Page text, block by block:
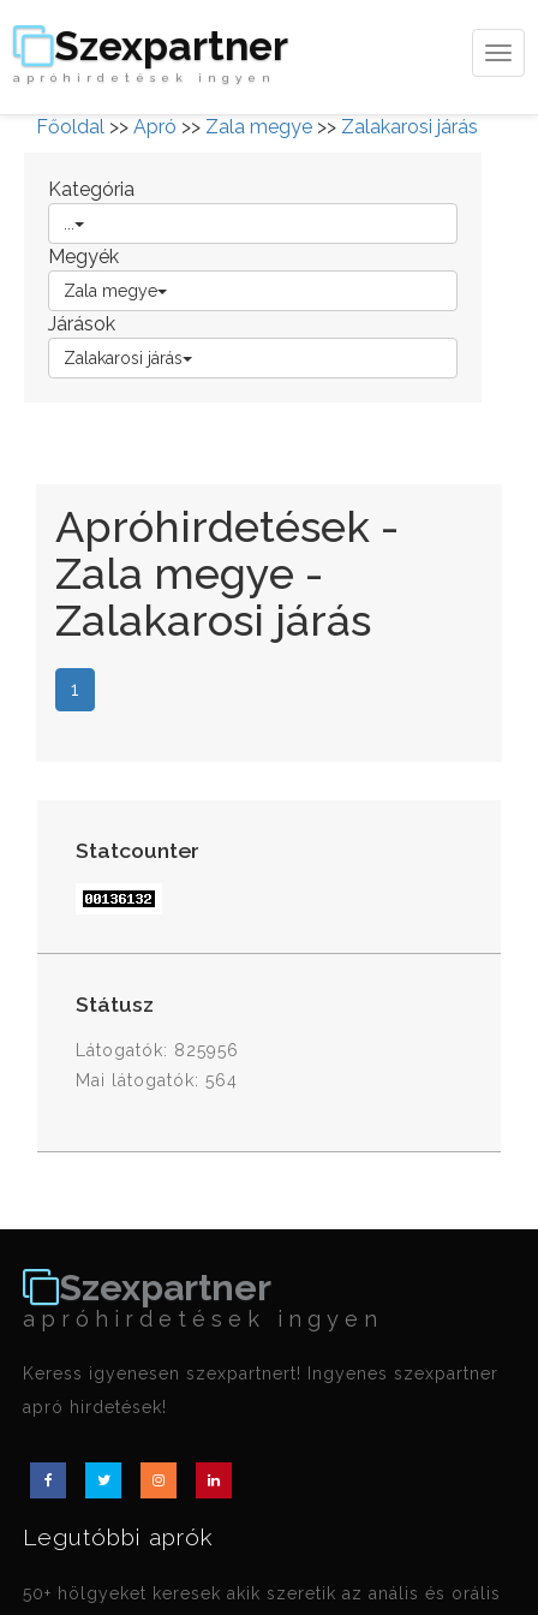
Szexpartner
apróhirdetések ingyen
Főoldal >> Apró >> Zala megye >> Zalakarosi járás
Kategória
Megyék
Zala megye
Járások
Zalakarosi járás
Apróhirdetések -
Zala megye -
Zalakarosi járás
1
Statcounter
Státusz
Látogatók: 825956
Mai látogatók: 564
Szexpartner
apróhirdetések ingyen
Keress igyenesen szexpartnert! Ingyenes szexpartner
apró hirdetések!
Legutóbbi aprók
50+ hölgyeket keresek akik szeretik az anális és orális